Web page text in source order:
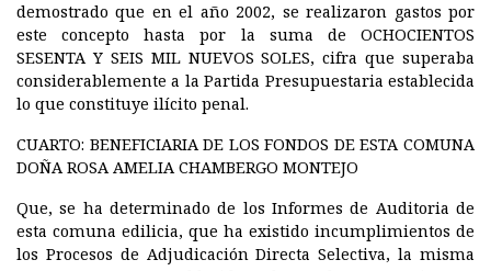
demostrado que en el año 2002, se realizaron gastos por
este concepto hasta por la suma de OCHOCIENTOS
SESENTA Y SEIS MIL NUEVOS SOLES, cifra que superaba
considerablemente a la Partida Presupuestaria establecida
lo que constituye ilícito penal.
CUARTO: BENEFICIARIA DE LOS FONDOS DE ESTA COMUNA
DOÑA ROSA AMELIA CHAMBERGO MONTEJO
Que, se ha determinado de los Informes de Auditoria de
esta comuna edilicia, que ha existido incumplimientos de
los Procesos de Adjudicación Directa Selectiva, la misma